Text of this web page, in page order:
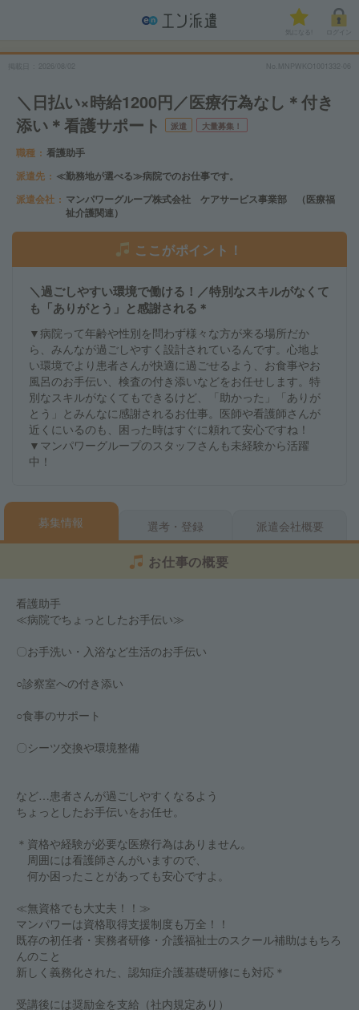
気になる!
No.MNPWKO1001332-06
＼日払い×時給1200円／医療行為なし＊付き
添い＊看護サポート
派遣 大量募集！
職種
看護助手
派遣先
≪勤務地が選べる≫病院でのお仕事です。
派遣会社
マンパワーグループ株式会社 ケアサービス事業部 （医療福
祉介護関連）
ここがポイント！
＼過ごしやすい環境で働ける！／特別なスキルがなくて
も「ありがとう」と感謝される＊
▼病院って年齢や性別を問わず様々な方が来る場所だか
ら、みんなが過ごしやすく設計されているんです。心地よ
い環境でより患者さんが快適に過ごせるよう、お食事やお
風呂のお手伝い、検査の付き添いなどをお任せします。特
別なスキルがなくてもできるけど、「助かった」「ありが
とう」とみんなに感謝されるお仕事。医師や看護師さんが
近くにいるのも、困った時はすぐに頼れて安心ですね！
▼マンパワーグループのスタッフさんも未経験から活躍
中！
募集情報 選考・登録 派遣会社概要
お仕事の概要
看護助手
≪病院でちょっとしたお手伝い≫
〇お手洗い・入浴など生活のお手伝い
○診察室への付き添い
○食事のサポート
〇シーツ交換や環境整備
など…患者さんが過ごしやすくなるよう
ちょっとしたお手伝いをお任せ。
＊資格や経験が必要な医療行為はありません。
周囲には看護師さんがいますので、
何か困ったことがあっても安心ですよ。
≪無資格でも大丈夫！！≫
マンパワーは資格取得支援制度も万全！！
既存の初任者・実務者研修・介護福祉士のスクール補助はもちろ
んのこと
新しく義務化された、認知症介護基礎研修にも対応＊
受講後には奨励金を支給（社内規定あり）